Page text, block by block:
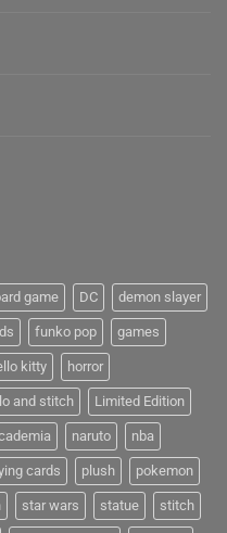
game DC demon slayer
funko pop games
kitty horror
and stitch Limited Edition
naruto nba
cards plush pokemon
star wars statue stitch